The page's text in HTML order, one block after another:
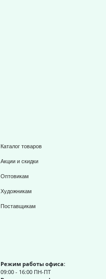
Каталог товаров
Акции и скидки
Оптовикам
Художникам
Поставщикам
Режим работы офиса:
09:00 - 16:00 ПН-ПТ